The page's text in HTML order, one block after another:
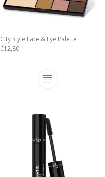
City Style Face & Eye Palette
€12,80